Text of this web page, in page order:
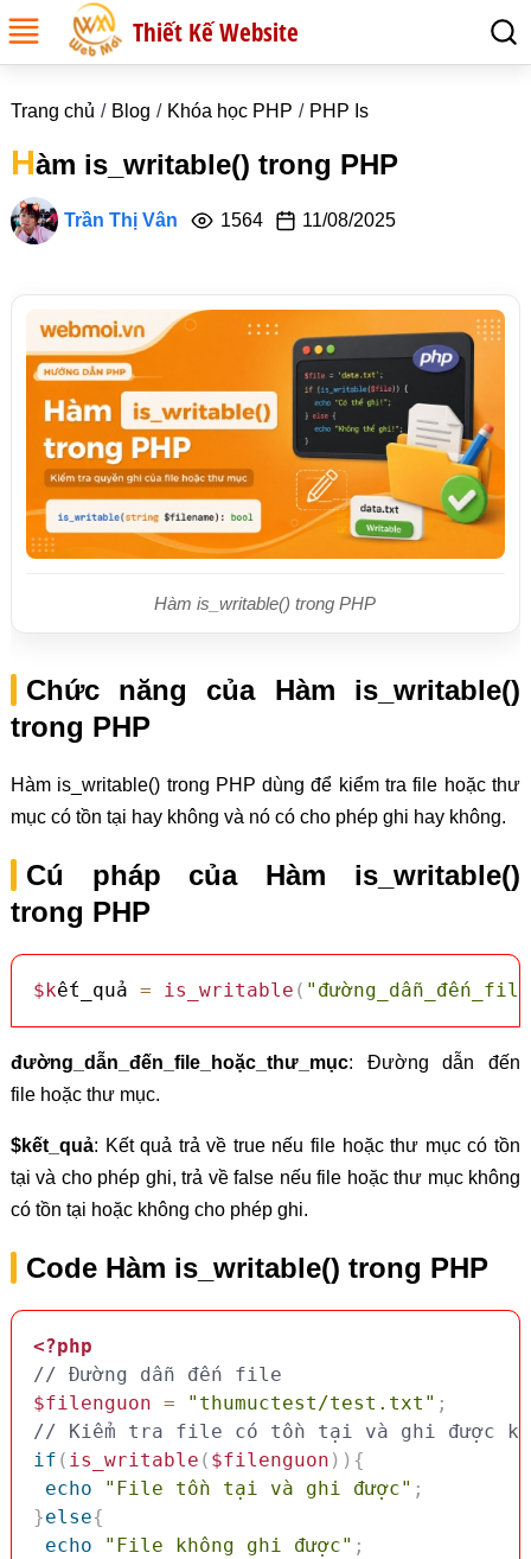
Thiết Kế Website
Trang chủ Blog Khóa học PHP PHP Is
Hàm is_writable() trong PHP
Trần Thị Vân 1564 11/08/2025
Hàm is_writable() trong PHP
Chức năng của Hàm is_writable()
trong PHP
Hàm is_writable() trong PHP dùng để kiểm tra file hoặc thư
mục có tồn tại hay không và nó có cho phép ghi hay không.
Cú pháp của Hàm is_writable()
trong PHP
$kết_quả = is_writable (
đường_dẫn_đến_file_hoặc_thư_mục: Đường dẫn đến
file hoặc thư mục.
$kết_quả: Kết quả trả về true nếu file hoặc thư mục có tồn
tại và cho phép ghi, trả về false nếu file hoặc thư mục không
có tồn tại hoặc không cho phép ghi.
Code Hàm is_writable() trong PHP
<?php
// Đường dẫn đến file
$filenguon = "thumuctest/test.txt" ;
// Kiểm tra file có tồn tại và ghi được
if ( is_writable ( $filenguon ) ) {
echo
"File tồn tại và ghi được" ;
}else{
echo
"File không ghi được" ;